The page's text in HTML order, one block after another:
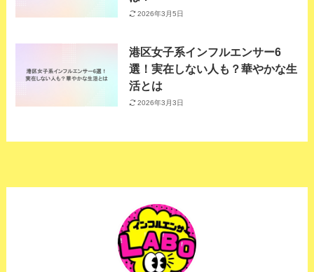
2026年3月5日
港区女子系インフルエンサー6
選！実在しない人も？華やかな生
活とは
2026年3月3日